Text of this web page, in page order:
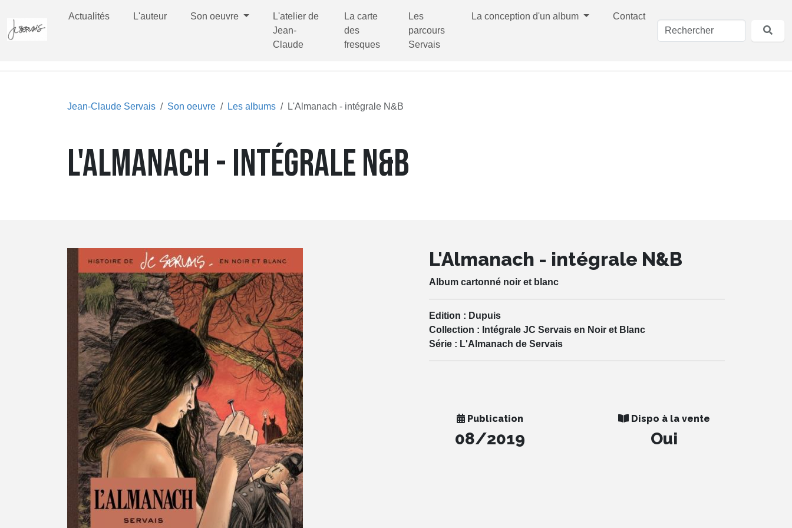
Actualités L'auteur Son oeuvre
L'atelier de
Jean-
Claude
La carte
des
fresques
Les
parcours
Servais
La conception d'un album Contact
Jean-Claude Servais Son oeuvre Les albums L'Almanach - intégrale N&B
L'ALMANACH - INTÉGRALE N&B
L'Almanach - intégrale N&B
Album cartonné noir et blanc
Edition : Dupuis
Collection : Intégrale JC Servais en Noir et Blanc
Série : L'Almanach de Servais
Publication
08/2019
Dispo à la vente
Oui